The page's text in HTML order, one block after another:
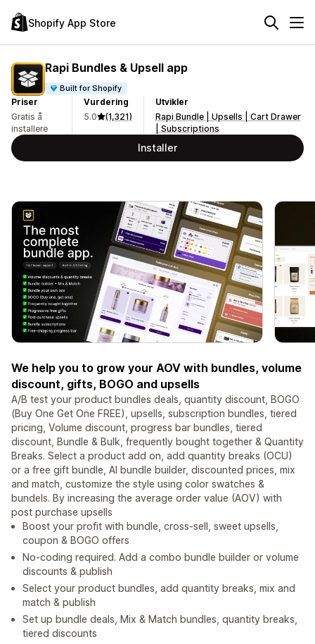
Shopify App Store
Rapi Bundles & Upsell app
Built for Shopify
Priser
Gratis å
installere
Vurdering
5.0
(1,321)
Utvikler
Rapi Bundle | Upsells | Cart Drawer
| Subscriptions
Installer
We help you to grow your AOV with bundles, volume
discount, gifts, BOGO and upsells
A/B test your product bundles deals, quantity discount, BOGO
(Buy One Get One FREE), upsells, subscription bundles, tiered
pricing, Volume discount, progress bar bundles, tiered
discount, Bundle & Bulk, frequently bought together & Quantity
Breaks. Select a product add on, add quantity breaks (OCU)
or a free gift bundle, AI bundle builder, discounted prices, mix
and match, customize the style using color swatches &
bundels. By increasing the average order value (AOV) with
post purchase upsells
Boost your profit with bundle, cross-sell, sweet upsells,
coupon & BOGO offers
No-coding required. Add a combo bundle builder or volume
discounts & publish
Select your product bundles, add quantity breaks, mix and
match & publish
Set up bundle deals, Mix & Match bundles, quantity breaks,
tiered discounts